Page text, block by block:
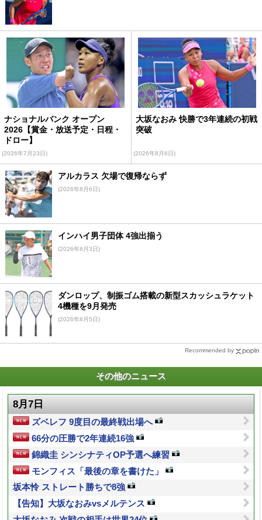
ナショナルバンク オープン
2026【賞金・放送予定・日程・
ドロー】
(2026年7月23日)
大坂なおみ 快勝で3年連続の初戦
突破
(2026年8月6日)
アルカラス 欠場で復帰ならず
(2026年8月6日)
インハイ男子団体 4強出揃う
(2026年8月3日)
ダンロップ、制振ゴム搭載の新型スカッシュラケット
4機種を9月発売
(2026年8月5日)
Recommended by
その他のニュース
8月7日
ズベレフ 9度目の最終戦出場へ
66分の圧勝で2年連続16強
錦織圭 シンシナティOP予選へ練習
モンフィス「最後の章を書けた」
坂本怜 ストレート勝ちで8強
【告知】大坂なおみvsメルテンス